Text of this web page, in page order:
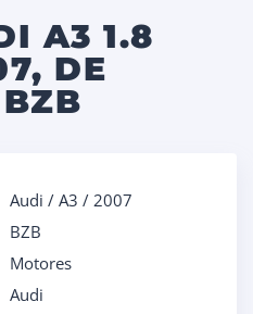
A3 1.8
DE
Audi / A3 / 2007
BZB
Motores
Audi